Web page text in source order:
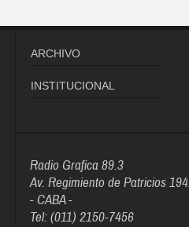
ARCHIVO
INSTITUCIONAL
Radio Grafica 89.3
Av. Regimiento de Patricios
- CABA -
Tel: (011) 2150-7456